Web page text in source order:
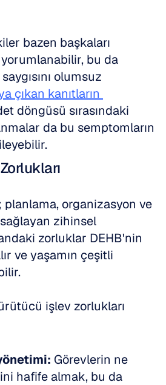
bazen başkaları
yorumlanabilir, bu da
olumsuz
çıkan kanıtların
döngüsü sırasındaki
da bu semptomların
organizasyon ve
zihinsel
zorluklar DEHB'nin
ve yaşamın çeşitli
işlev zorlukları
Görevlerin ne
hafife almak, bu da